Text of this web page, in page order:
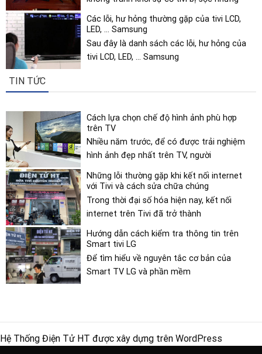
Các lỗi, hư hỏng thường gặp của tivi LCD,
LED, … Samsung
Sau đây là danh sách các lỗi, hư hỏng của
tivi LCD, LED, … Samsung
TIN TỨC
trên TV
Nhiều năm trước, để có được trải nghiệm
hình ảnh đẹp nhất trên TV, người
Những lỗi thường gặp khi kết nối internet
với Tivi và cách sửa chữa chúng
Trong thời đại số hóa hiện nay, kết nối
internet trên Tivi đã trở thành
Smart tivi LG
Để tìm hiểu về nguyên tắc cơ bản của
Smart TV LG và phần mềm
Hệ Thống Điện Tử HT được xây dựng trênWordPress